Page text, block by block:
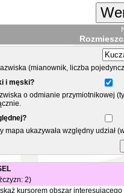
(mianownik, liczba
i męski?
o odmianie przymiotnikowej
mapa ukazywała względny
2)
kursorem obszar